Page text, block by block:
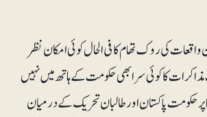
کی روک تھام کا فی الحال کو ئی امکان نظر
کا کوئی سرا بھی حکومت کے ہاتھ میں نہیں
پر حکومت پاکستان اور طالبان تحریک کے درمیان